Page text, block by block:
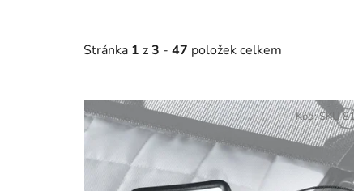
Stránka 1 z3 - 47 položek celkem
V
ý
i
Kód:SKU